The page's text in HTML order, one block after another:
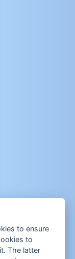
to ensure
to
The latter